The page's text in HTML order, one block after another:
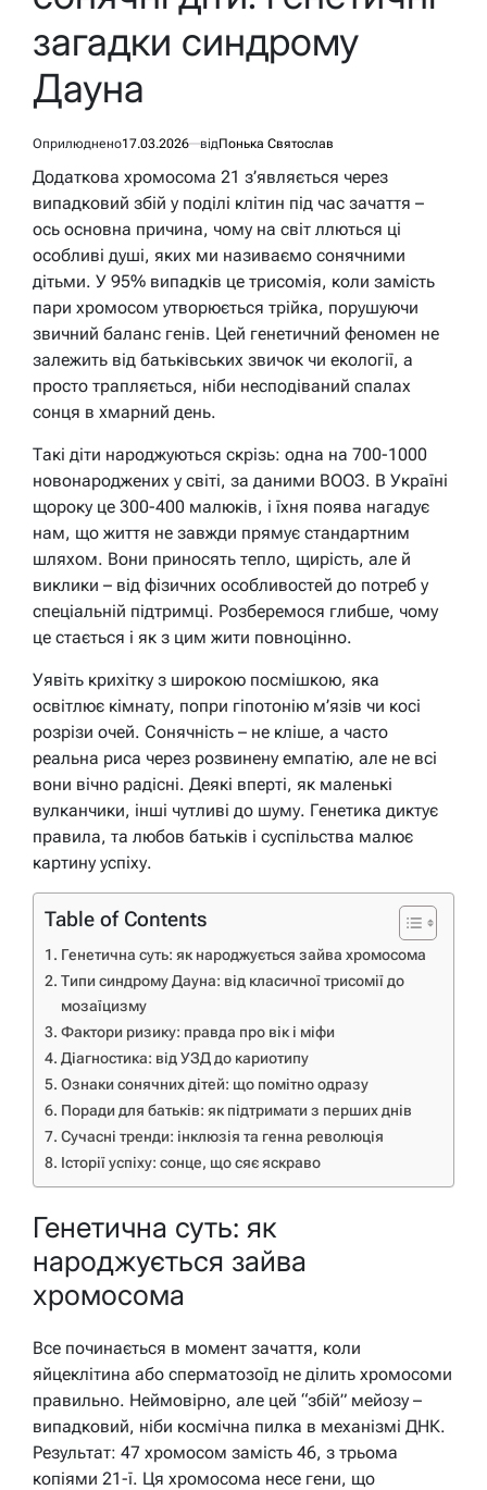
загадки синдрому
Дауна
Оприлюднено17.03.2026 відПонька Святослав
Додаткова хромосома 21 з’являється через
випадковий збій у поділі клітин під час зачаття –
ось основна причина, чому на світ ллються ці
особливі душі, яких ми називаємо сонячними
дітьми. У 95% випадків це трисомія, коли замість
пари хромосом утворюється трійка, порушуючи
звичний баланс генів. Цей генетичний феномен не
залежить від батьківських звичок чи екології, а
просто трапляється, ніби несподіваний спалах
сонця в хмарний день.
Такі діти народжуються скрізь: одна на 700-1000
новонароджених у світі, за даними ВООЗ. В Україні
щороку це 300-400 малюків, і їхня поява нагадує
нам, що життя не завжди прямує стандартним
шляхом. Вони приносять тепло, щирість, але й
виклики – від фізичних особливостей до потреб у
спеціальній підтримці. Розберемося глибше, чому
це стається і як з цим жити повноцінно.
Уявіть крихітку з широкою посмішкою, яка
освітлює кімнату, попри гіпотонію м’язів чи косі
розрізи очей. Сонячність – не кліше, а часто
реальна риса через розвинену емпатію, але не всі
вони вічно радісні. Деякі вперті, як маленькі
вулканчики, інші чутливі до шуму. Генетика диктує
правила, та любов батьків і суспільства малює
картину успіху.
Table of Contents
Генетична суть: як народжується зайва хромосома
Типи синдрому Дауна: від класичної трисомії до
мозаїцизму
Фактори ризику: правда про вік і міфи
Діагностика: від УЗД до кариотипу
Ознаки сонячних дітей: що помітно одразу
Поради для батьків: як підтримати з перших днів
Сучасні тренди: інклюзія та генна революція
Історії успіху: сонце, що сяє яскраво
Генетична суть: як
народжується зайва
хромосома
Все починається в момент зачаття, коли
яйцеклітина або сперматозоїд не ділить хромосоми
правильно. Неймовірно, але цей “збій” мейозу –
випадковий, ніби космічна пилка в механізмі ДНК.
Результат: 47 хромосом замість 46, з трьома
копіями 21-ї. Ця хромосома несе гени, що